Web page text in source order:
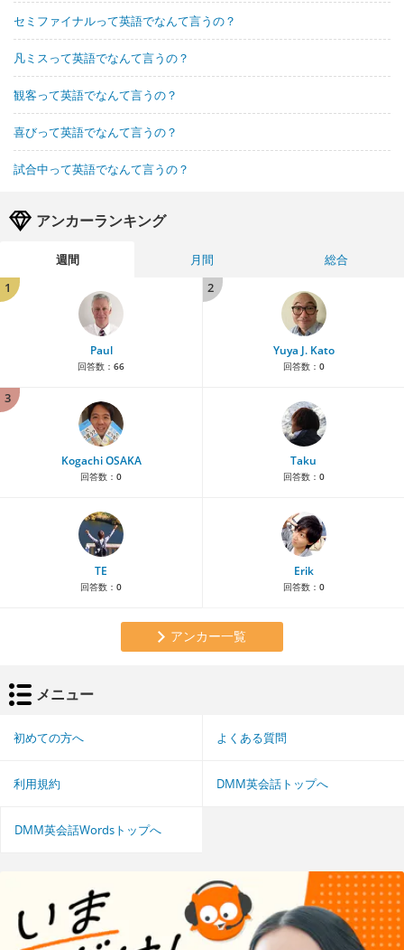
セミファイナルって英語でなんて言うの？
凡ミスって英語でなんて言うの？
観客って英語でなんて言うの？
喜びって英語でなんて言うの？
試合中って英語でなんて言うの？
アンカーランキング
週間 月間
総合
1
Paul
回答数： 66
2
Yuya J. Kato
回答数： 0
3
Kogachi OSAKA
回答数： 0
Taku
回答数： 0
TE
回答数： 0
Erik
回答数： 0
アンカー一覧
メニュー
初めての方へ よくある質問
利用規約 DMM英会話トップへ
DMM英会話Wordsトップへ